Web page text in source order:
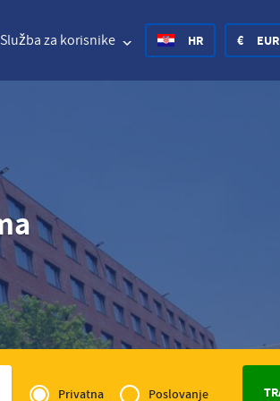
Služba za korisnike HR
Español
Hrvatski
Finnish
€ EUR
States Dollar
Krone
Krone zł Poland Zloty
Krona CHF Switzerland Franc
of
Privatna Poslovanje